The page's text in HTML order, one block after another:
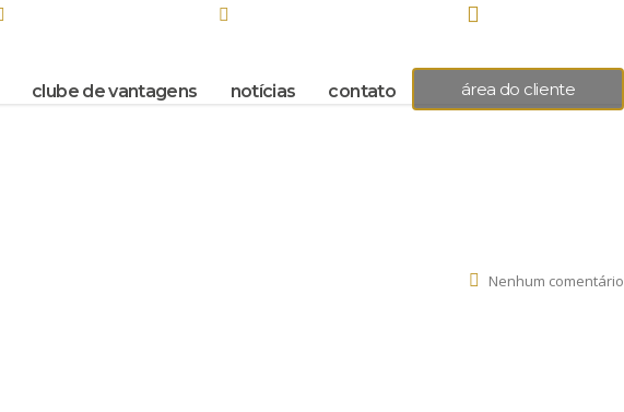
clube de vantagens notícias contato área do cliente
Nenhum comentário